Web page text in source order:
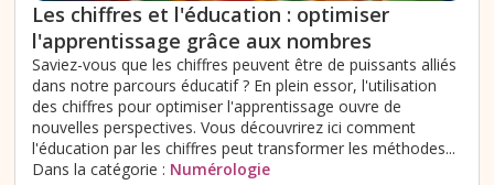
Les chiffres et l'éducation : optimiser
l'apprentissage grâce aux nombres
Saviez-vous que les chiffres peuvent être de puissants alliés
dans notre parcours éducatif ? En plein essor, l'utilisation
des chiffres pour optimiser l'apprentissage ouvre de
nouvelles perspectives. Vous découvrirez ici comment
l'éducation par les chiffres peut transformer les méthodes...
Dans la catégorie : Numérologie